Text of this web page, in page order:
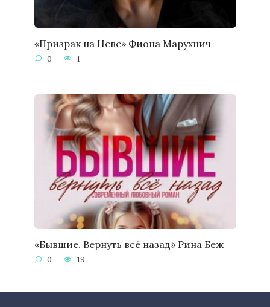
«Призрак на Неве» Фиона Марухнич
0 1
«Бывшие. Вернуть всё назад» Рина Беж
0 19